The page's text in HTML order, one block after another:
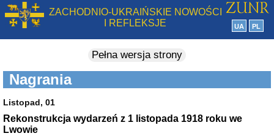
ZACHODNIO-UKRAIŃSKIE NOWOŚCI
I REFLEKSJE
UA PL
Pełna wersja strony
Nagrania
Listopad, 01
Rekonstrukcja wydarzeń z 1 listopada 1918 roku we
Lwowie